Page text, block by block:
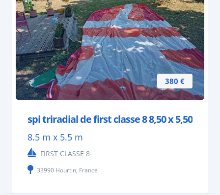
380 €
spi triradial de first classe 8 8,50 x 5,50
8.5 m x 5.5 m
FIRST CLASSE 8
33990 Hourtin, France